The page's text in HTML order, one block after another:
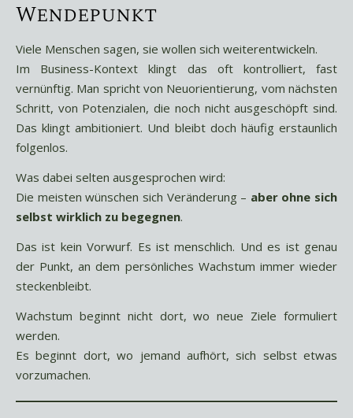
Wendepunkt
Viele Menschen sagen, sie wollen sich weiterentwickeln.
Im Business-Kontext klingt das oft kontrolliert, fast
vernünftig. Man spricht von Neuorientierung, vom nächsten
Schritt, von Potenzialen, die noch nicht ausgeschöpft sind.
Das klingt ambitioniert. Und bleibt doch häufig erstaunlich
folgenlos.
Was dabei selten ausgesprochen wird:
Die meisten wünschen sich Veränderung – aber ohne sich
selbst wirklich zu begegnen.
Das ist kein Vorwurf. Es ist menschlich. Und es ist genau
der Punkt, an dem persönliches Wachstum immer wieder
steckenbleibt.
Wachstum beginnt nicht dort, wo neue Ziele formuliert
werden.
Es beginnt dort, wo jemand aufhört, sich selbst etwas
vorzumachen.